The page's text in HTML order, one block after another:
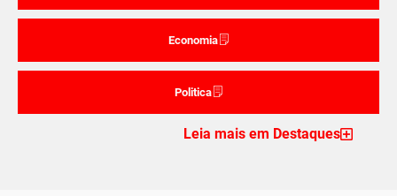
Economia
Politica
Leia mais em Destaques